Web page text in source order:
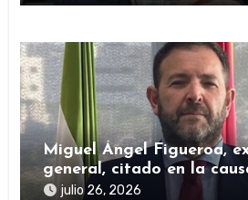
Miguel Ángel Figueroa,
general, citado en la
presuntas irregularidades
julio 26, 2026